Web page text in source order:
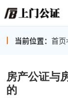
当前位置： 首页
房产公证与
的